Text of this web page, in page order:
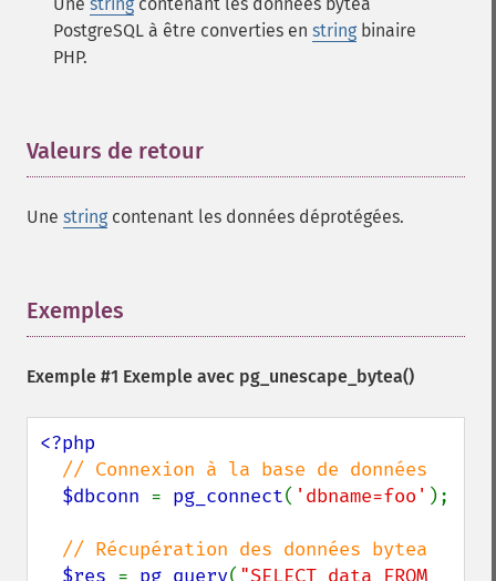
PostgreSQL à être converties en string binaire
PHP.
Valeurs de retour
Une string contenant les données déprotégées.
Exemples
Exemple #1 Exemple avec pg_unescape_bytea()
<?php
// Connexion à la base de données
$dbconn = pg_connect( 'dbname=foo' );
// Récupération des données bytea
$res = pg_query( "SELECT data FROM